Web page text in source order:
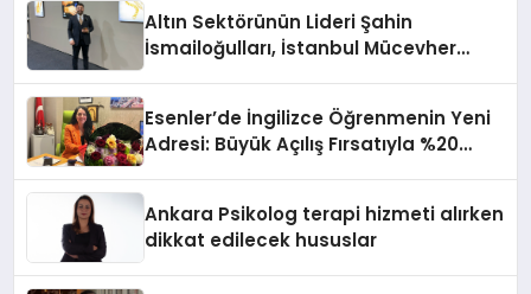
Altın Sektörünün Lideri Şahin
İsmailoğulları, İstanbul Mücevher
Esenler’de İngilizce Öğrenmenin Yeni
Adresi: Büyük Açılış Fırsatıyla %20
Ankara Psikolog terapi hizmeti alırken
dikkat edilecek hususlar